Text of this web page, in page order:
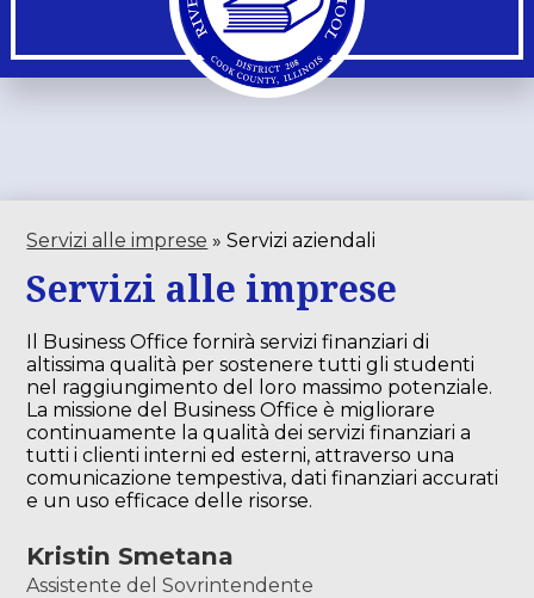
Servizi alle imprese » Servizi aziendali
Servizi alle imprese
Il Business Office fornirà servizi finanziari di
altissima qualità per sostenere tutti gli studenti
nel raggiungimento del loro massimo potenziale.
La missione del Business Office è migliorare
continuamente la qualità dei servizi finanziari a
tutti i clienti interni ed esterni, attraverso una
comunicazione tempestiva, dati finanziari accurati
e un uso efficace delle risorse.
Kristin Smetana
Assistente del Sovrintendente